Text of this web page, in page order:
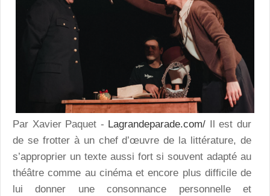
Par Xavier Paquet - Lagrandeparade.com/ Il est dur
de se frotter à un chef d’œuvre de la littérature, de
s’approprier un texte aussi fort si souvent adapté au
théâtre comme au cinéma et encore plus difficile de
lui donner une consonnance personnelle et